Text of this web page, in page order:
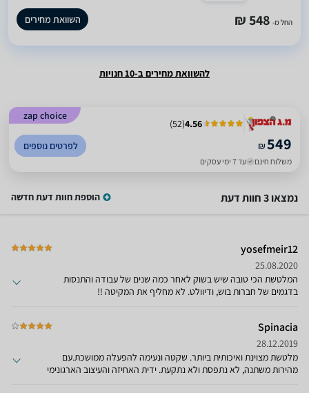
החל מ- 548 ₪ השוואת מחירים
להשוואת מחירים ב-10 חנויות
zap choice
4.56
(
52
)
₪549
משלוח חינם עד 7 ימי עסקים
לפרטים נוספים
נמצאו 3 חוות דעת הוספת חוות דעת חדשה
yosefmeir12
25.08.2020
המלטשת הכי טובה שיש בשוק לאחר כמה שנים של עבודה והתנסות
בדגמים של חברות בוש, ודיוולט. לא מחליף את המקיטה !!
Spinacia
28.12.2019
מלטשת מצוינת ואיכותית ביותר. שקטה ונעימה להפעלה ממושכת.עם
מהירות משתנה, לא נתפסת ולא נתקעת. ידית האחיזה והעיצוב הארגונימי